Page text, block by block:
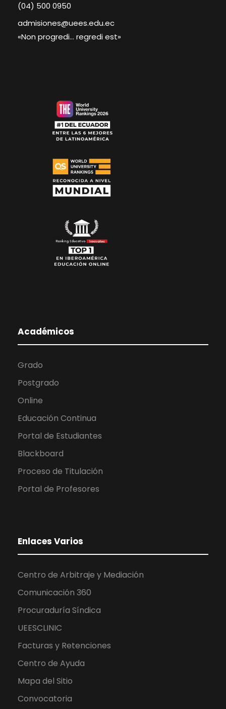
(04) 500 0950
admisiones@uees.edu.ec
«Non progredi… regredi est»
Académicos
Grado
Postgrado
Online
Educación Continua
Portal de Estudiantes
Blackboard
Proceso de Titulación
Portal de Profesores
Enlaces Varios
Centro de Arbitraje y Mediación
Comunicación 360
Procuraduría Síndica
UEESCLINIC
Facturas y Retenciones
Centro de Ayuda
Mapa del Sitio
Convocatoria